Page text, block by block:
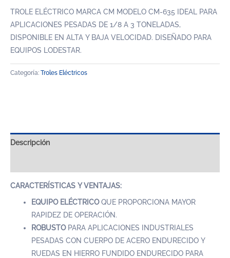
TROLE ELÉCTRICO MARCA CM MODELO CM-635 IDEAL PARA
APLICACIONES PESADAS DE 1/8 A 3 TONELADAS,
DISPONIBLE EN ALTA Y BAJA VELOCIDAD. DISEÑADO PARA
EQUIPOS LODESTAR.
Categoría: Troles Eléctricos
Descripción
CARACTERÍSTICAS Y VENTAJAS:
EQUIPO ELÉCTRICOQUE PROPORCIONA MAYOR
RAPIDEZ DE OPERACIÓN.
ROBUSTO PARA APLICACIONES INDUSTRIALES
PESADAS CON CUERPO DE ACERO ENDURECIDO Y
RUEDAS EN HIERRO FUNDIDO ENDURECIDO PARA